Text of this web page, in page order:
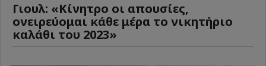
Γιουλ: «Κίνητρο οι απουσίες,
ονειρεύομαι κάθε μέρα το νικητήριο
καλάθι του 2023»